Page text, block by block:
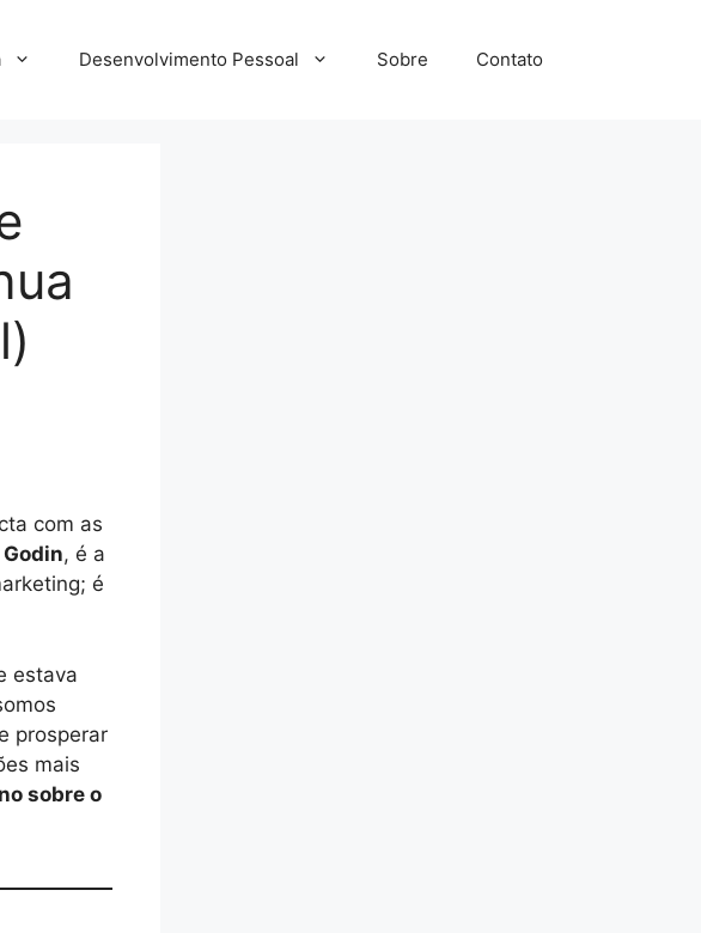
Desenvolvimento Pessoal Sobre Contato
com as
, é a
é
estava
prosperar
mais
sobre o